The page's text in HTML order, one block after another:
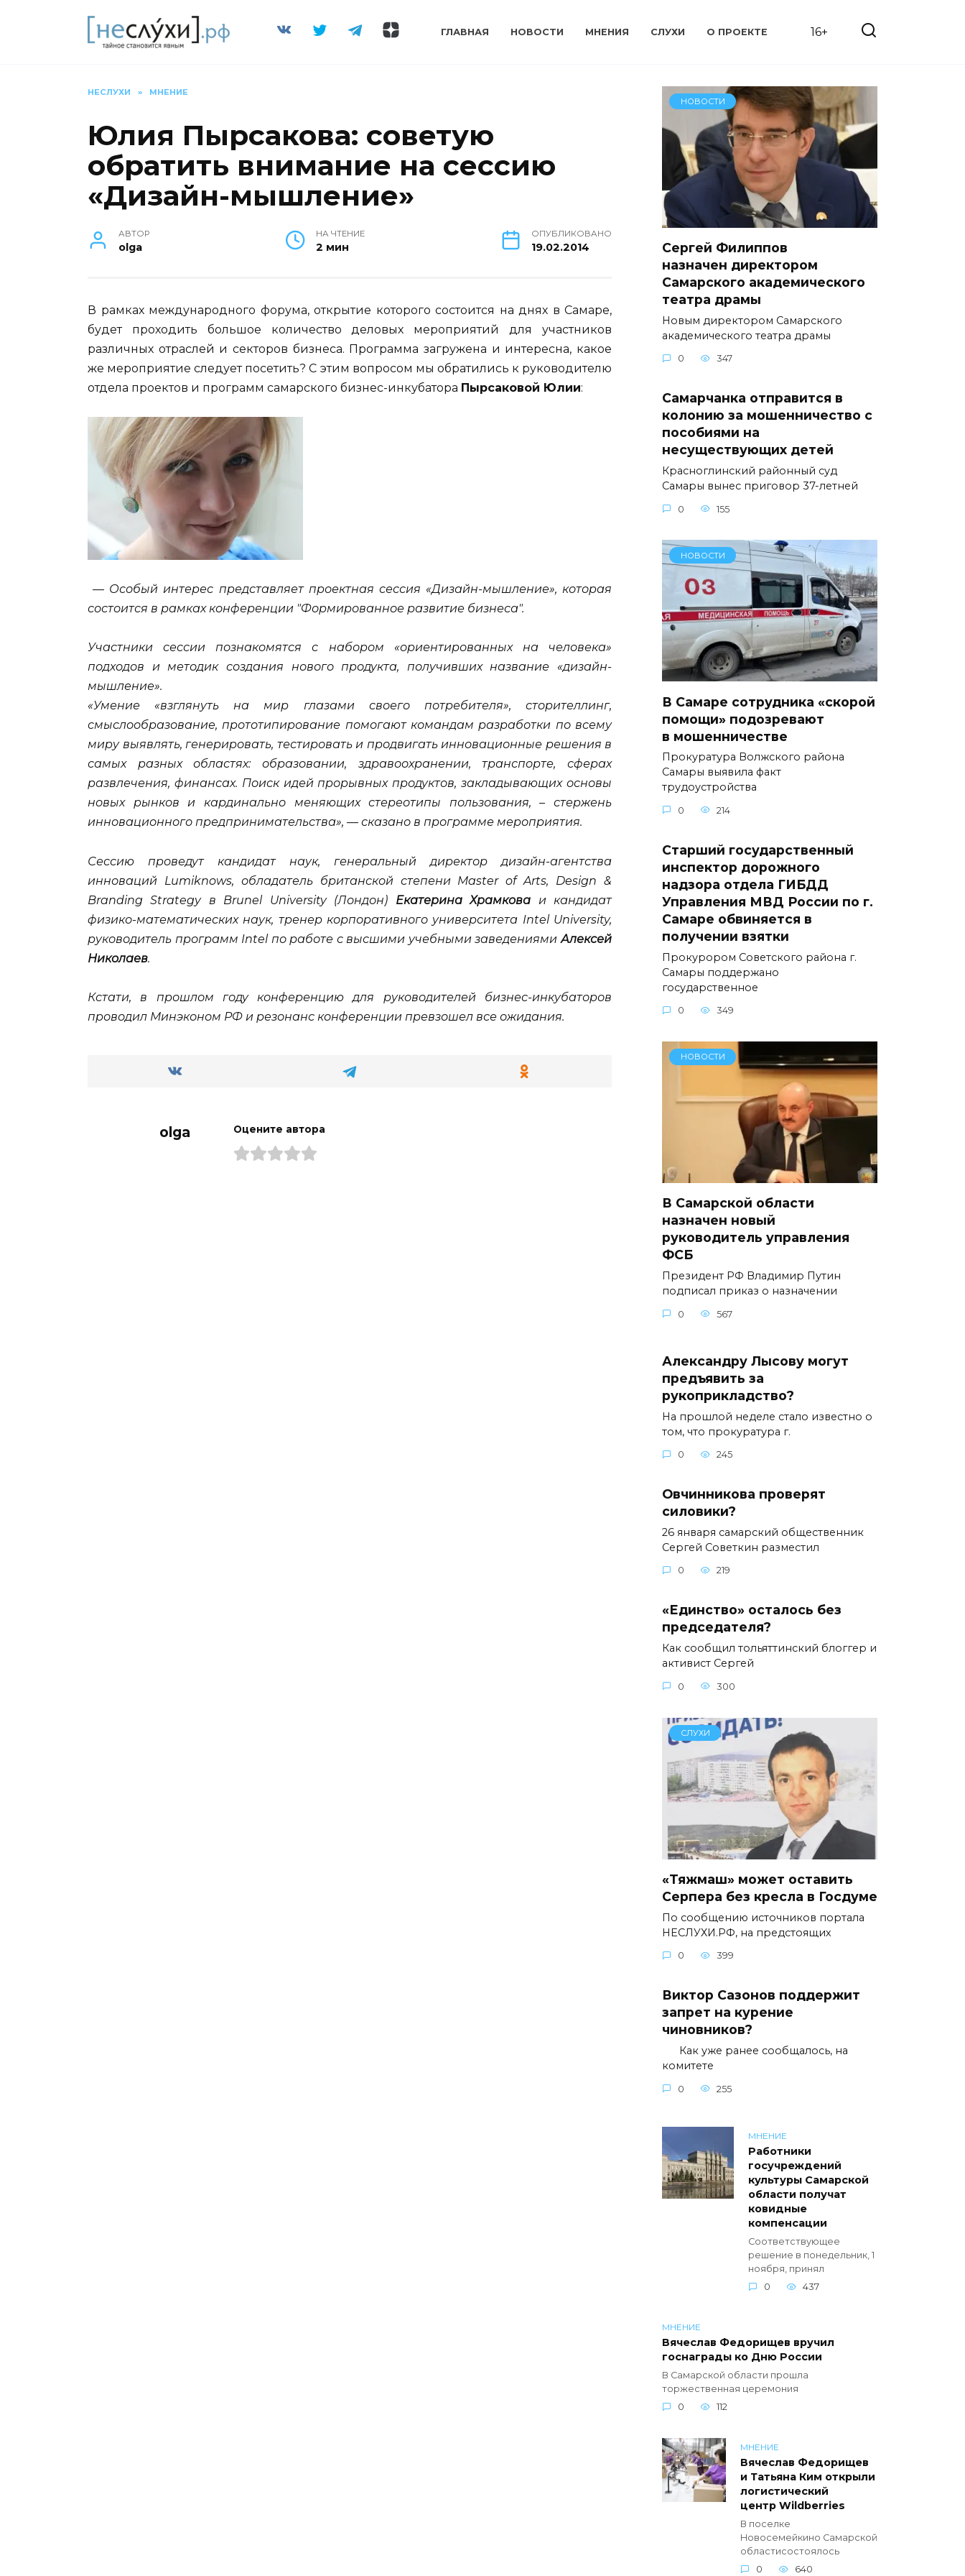
ГЛАВНАЯ НОВОСТИ МНЕНИЯ СЛУХИ О ПРОЕКТЕ 16+
НЕСЛУХИ » МНЕНИЕ
Юлия Пырсакова: советую
обратить внимание на сессию
«Дизайн-мышление»
АВТОР
olga
НА ЧТЕНИЕ
2 мин
ОПУБЛИКОВАНО
19.02.2014
В рамках международного форума, открытие которого состоится на днях в Самаре,
будет проходить большое количество деловых мероприятий для участников
различных отраслей и секторов бизнеса. Программа загружена и интересна, какое
же мероприятие следует посетить? С этим вопросом мы обратились к руководителю
отдела проектов и программ самарского бизнес-инкубатора Пырсаковой Юлии:
— Особый интерес представляет проектная сессия «Дизайн-мышление», которая
состоится в рамках конференции "Формированное развитие бизнеса".
Участники сессии познакомятся с набором «ориентированных на человека»
подходов и методик создания нового продукта, получивших название «дизайн-
мышление».
«Умение «взглянуть на мир глазами своего потребителя», сторителлинг,
смыслообразование, прототипирование помогают командам разработки по всему
миру выявлять, генерировать, тестировать и продвигать инновационные решения в
самых разных областях: образовании, здравоохранении, транспорте, сферах
развлечения, финансах. Поиск идей прорывных продуктов, закладывающих основы
новых рынков и кардинально меняющих стереотипы пользования, – стержень
инновационного предпринимательства», — сказано в программе мероприятия.
Сессию проведут кандидат наук, генеральный директор дизайн-агентства
инноваций Lumiknows, обладатель британской степени Master of Arts, Design &
Branding Strategy в Brunel University (Лондон) Екатерина Храмкова и кандидат
физико-математических наук, тренер корпоративного университета Intel University,
руководитель программ Intel по работе с высшими учебными заведениями Алексей
Николаев.
Кстати, в прошлом году конференцию для руководителей бизнес-инкубаторов
проводил Минэконом РФ и резонанс конференции превзошел все ожидания.
olga Оцените автора
НОВОСТИ
Сергей Филиппов
назначен директором
Самарского академического
театра драмы
Новым директором Самарского
академического театра драмы
0 347
Самарчанка отправится в
колонию за мошенничество с
пособиями на
несуществующих детей
Красноглинский районный суд
Самары вынес приговор 37-летней
0 155
НОВОСТИ
В Самаре сотрудника «скорой
помощи» подозревают
в мошенничестве
Прокуратура Волжского района
Самары выявила факт
трудоустройства
0 214
Старший государственный
инспектор дорожного
надзора отдела ГИБДД
Управления МВД России по г.
Самаре обвиняется в
получении взятки
Прокурором Советского района г.
Самары поддержано
государственное
0 349
НОВОСТИ
В Самарской области
назначен новый
руководитель управления
ФСБ
Президент РФ Владимир Путин
подписал приказ о назначении
0 567
Александру Лысову могут
предъявить за
рукоприкладство?
На прошлой неделе стало известно о
том, что прокуратура г.
0 245
Овчинникова проверят
силовики?
26 января самарский общественник
Сергей Советкин разместил
0 219
«Единство» осталось без
председателя?
Как сообщил тольяттинский блоггер и
активист Сергей
0 300
СЛУХИ
«Тяжмаш» может оставить
Серпера без кресла в Госдуме
По сообщению источников портала
НЕСЛУХИ.РФ, на предстоящих
0 399
Виктор Сазонов поддержит
запрет на курение
чиновников?
Как уже ранее сообщалось, на
комитете
0 255
МНЕНИЕ
Работники
госучреждений
культуры Самарской
области получат
ковидные
компенсации
Соответствующее
решение в понедельник, 1
ноября, принял
0
437
МНЕНИЕ
Вячеслав Федорищев вручил
госнаграды ко Дню России
В Самарской области прошла
торжественная церемония
0
112
МНЕНИЕ
Вячеслав Федорищев
и Татьяна Ким открыли
логистический
центр Wildberries
В поселке
Новосемейкино Самарской
областисостоялось
0
640